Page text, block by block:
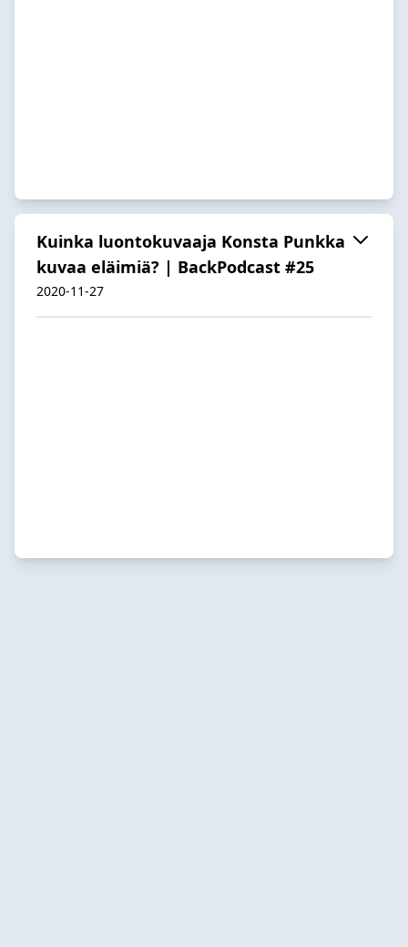
Kuinka luontokuvaaja Konsta Punkka
kuvaa eläimiä? | BackPodcast #25
2020-11-27